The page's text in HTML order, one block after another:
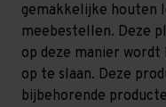
gemakkelijke houten
meebestellen. Deze
op deze manier
op te slaan. Deze
bijbehorende